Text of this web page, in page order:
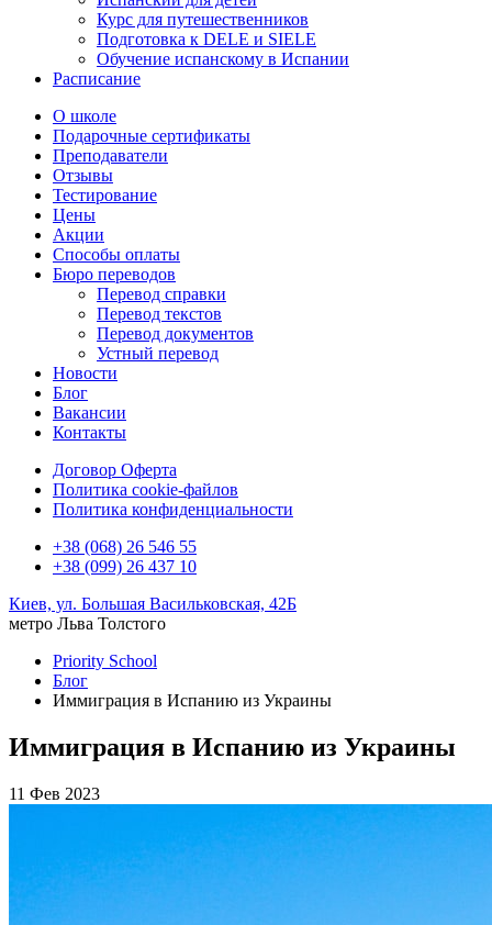
Курс для путешественников
Подготовка к DELE и SIELE
Обучение испанскому в Испании
Расписание
О школе
Подарочные сертификаты
Преподаватели
Отзывы
Тестирование
Цены
Акции
Способы оплаты
Бюро переводов
Перевод справки
Перевод текстов
Перевод документов
Устный перевод
Новости
Блог
Вакансии
Контакты
Договор Оферта
Политика cookie-файлов
Политика конфиденциальности
+38 (068) 26 546 55
+38 (099) 26 437 10
Киев, ул. Большая Васильковская, 42Б
метро Льва Толстого
Priority School
Блог
Иммиграция в Испанию из Украины
Иммиграция в Испанию из Украины
11 Фев 2023